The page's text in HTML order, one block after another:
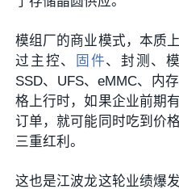
模组厂的商业模式，本质
过主控、
固件、封测、
SSD、UFS、eMMC、内存
格上行时，如果企业前期
订单，就可能同时吃到价
三重红利。
这也是江波龙这轮业绩爆